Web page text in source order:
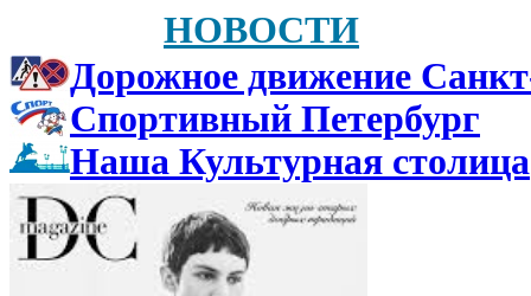
НОВОСТИ
Дорожное движение
Спортивный Петербург
Наша Культурная столица